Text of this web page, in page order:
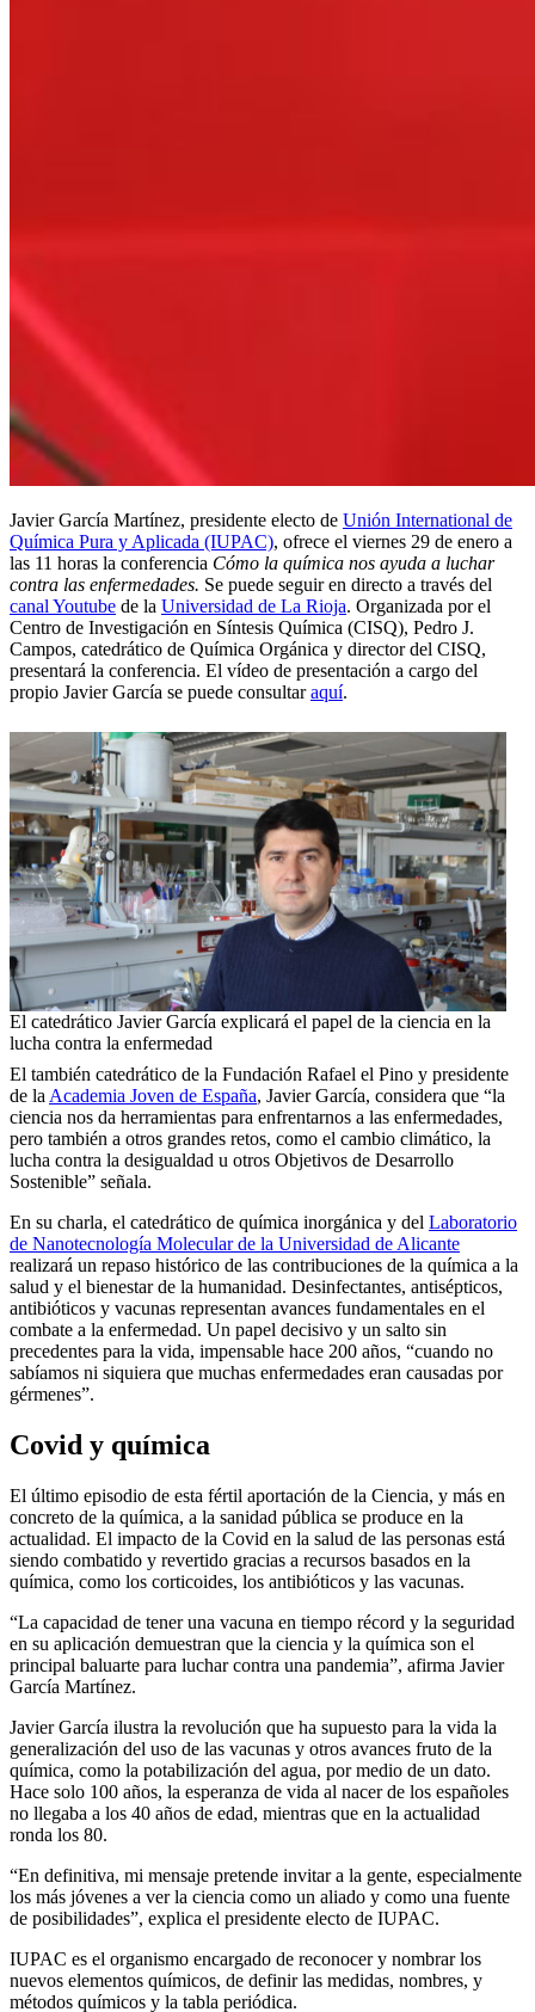
Javier García Martínez, presidente electo de Unión International de
Química Pura y Aplicada (IUPAC), ofrece el viernes 29 de enero a
las 11 horas la conferencia Cómo la química nos ayuda a luchar
contra las enfermedades. Se puede seguir en directo a través del
canal Youtube de la Universidad de La Rioja. Organizada por el
Centro de Investigación en Síntesis Química (CISQ), Pedro J.
Campos, catedrático de Química Orgánica y director del CISQ,
presentará la conferencia. El vídeo de presentación a cargo del
propio Javier García se puede consultaraquí.
El catedrático Javier García explicará el papel de la ciencia en la
lucha contra la enfermedad
El también catedrático de la Fundación Rafael el Pino y presidente
de la Academia Joven de España, Javier García, considera que “la
ciencia nos da herramientas para enfrentarnos a las enfermedades,
pero también a otros grandes retos, como el cambio climático, la
lucha contra la desigualdad u otros Objetivos de Desarrollo
Sostenible” señala.
En su charla, el catedrático de química inorgánica y del Laboratorio
de Nanotecnología Molecular de la Universidad de Alicante
realizará un repaso histórico de las contribuciones de la química a la
salud y el bienestar de la humanidad. Desinfectantes, antisépticos,
antibióticos y vacunas representan avances fundamentales en el
combate a la enfermedad. Un papel decisivo y un salto sin
precedentes para la vida, impensable hace 200 años, “cuando no
sabíamos ni siquiera que muchas enfermedades eran causadas por
gérmenes”.
Covid y química
El último episodio de esta fértil aportación de la Ciencia, y más en
concreto de la química, a la sanidad pública se produce en la
actualidad. El impacto de la Covid en la salud de las personas está
siendo combatido y revertido gracias a recursos basados en la
química, como los corticoides, los antibióticos y las vacunas.
“La capacidad de tener una vacuna en tiempo récord y la seguridad
en su aplicación demuestran que la ciencia y la química son el
principal baluarte para luchar contra una pandemia”, afirma Javier
García Martínez.
Javier García ilustra la revolución que ha supuesto para la vida la
generalización del uso de las vacunas y otros avances fruto de la
química, como la potabilización del agua, por medio de un dato.
Hace solo 100 años, la esperanza de vida al nacer de los españoles
no llegaba a los 40 años de edad, mientras que en la actualidad
ronda los 80.
“En definitiva, mi mensaje pretende invitar a la gente, especialmente
los más jóvenes a ver la ciencia como un aliado y como una fuente
de posibilidades”, explica el presidente electo de IUPAC.
IUPAC es el organismo encargado de reconocer y nombrar los
nuevos elementos químicos, de definir las medidas, nombres, y
métodos químicos y la tabla periódica.